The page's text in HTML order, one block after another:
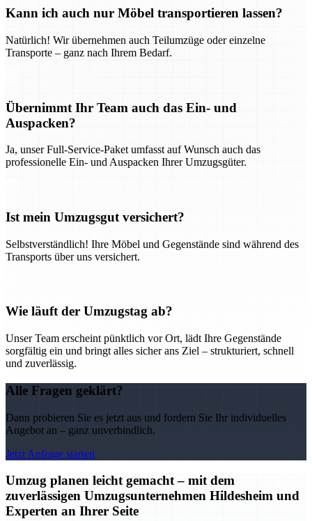
Kann ich auch nur Möbel transportieren lassen?
Natürlich! Wir übernehmen auch Teilumzüge oder einzelne
Transporte – ganz nach Ihrem Bedarf.
Übernimmt Ihr Team auch das Ein- und
Auspacken?
Ja, unser Full-Service-Paket umfasst auf Wunsch auch das
professionelle Ein- und Auspacken Ihrer Umzugsgüter.
Ist mein Umzugsgut versichert?
Selbstverständlich! Ihre Möbel und Gegenstände sind während des
Transports über uns versichert.
Wie läuft der Umzugstag ab?
Unser Team erscheint pünktlich vor Ort, lädt Ihre Gegenstände
sorgfältig ein und bringt alles sicher ans Ziel – strukturiert, schnell
und zuverlässig.
Alle Fragen geklärt?
Dann probieren Sie es jetzt aus und fordern Sie Ihr individuelles
Angebot an – ganz unverbindlich.
Jetzt Anfrage starten
Umzug planen leicht gemacht – mit dem
zuverlässigen Umzugsunternehmen Hildesheim und
Experten an Ihrer Seite